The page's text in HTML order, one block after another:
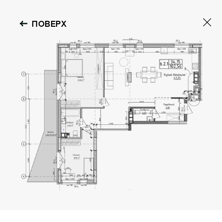
ПОВЕРХ